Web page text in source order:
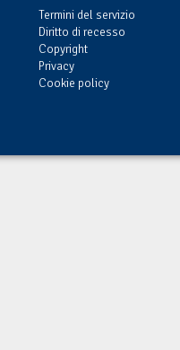
Termini del servizio
Diritto di recesso
Copyright
Privacy
Cookie policy